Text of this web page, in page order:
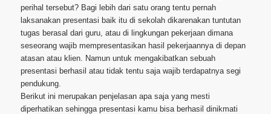
perihal tersebut? Bagi lebih dari satu orang tentu pernah
laksanakan presentasi baik itu di sekolah dikarenakan tuntutan
tugas berasal dari guru, atau di lingkungan pekerjaan dimana
seseorang wajib mempresentasikan hasil pekerjaannya di depan
atasan atau klien. Namun untuk mengakibatkan sebuah
presentasi berhasil atau tidak tentu saja wajib terdapatnya segi
pendukung.
Berikut ini merupakan penjelasan apa saja yang mesti
diperhatikan sehingga presentasi kamu bisa berhasil dinikmati